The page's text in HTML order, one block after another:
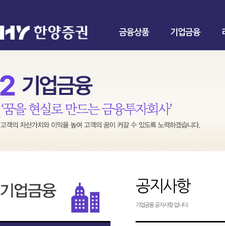
금융상품 기업금융
공지사항
기업금융 공지사항 입니다.